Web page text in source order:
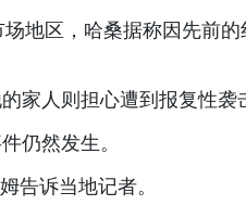
场地区，哈桑据称因先前的
家人则担心遭到报复性袭
仍然发生。
告诉当地记者。